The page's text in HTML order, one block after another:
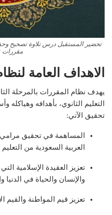
مقررات 1442هـ
الاهداف العامة
يهدف نظام المقررات بالمرحلة
التعليم الثانوي، بأهدافه
تحقيق الآتي:
المساهمة في تحقيق
العربية السعودية من
تعزيز العقيدة الإسلامية
والإنسان والحياة في الدنيا
تعزيز قيم المواطنة والقيم